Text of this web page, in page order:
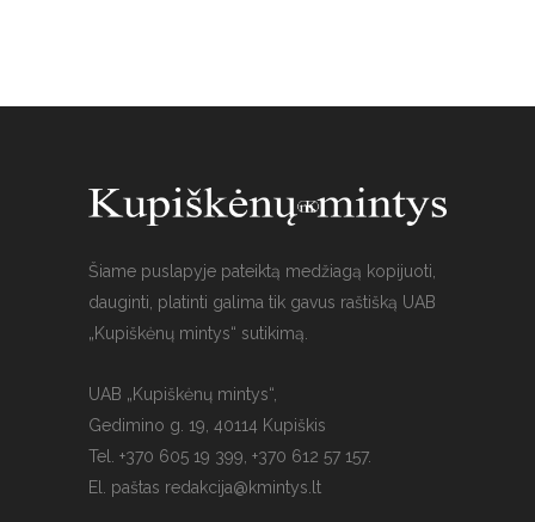
Šiame puslapyje pateiktą medžiagą kopijuoti,
dauginti, platinti galima tik gavus raštišką UAB
„Kupiškėnų mintys“ sutikimą.
UAB „Kupiškėnų mintys“,
Gedimino g. 19, 40114 Kupiškis
Tel. +370 605 19 399, +370 612 57 157.
El. paštas redakcija@kmintys.lt